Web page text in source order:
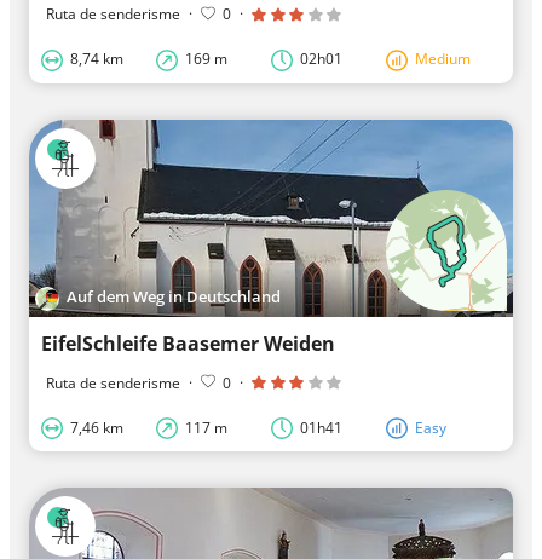
Ruta de senderisme · 0 ·
8,74 km 169 m 02h01 Medium
Auf dem Weg in Deutschland
EifelSchleife Baasemer Weiden
Ruta de senderisme · 0 ·
7,46 km 117 m 01h41 Easy